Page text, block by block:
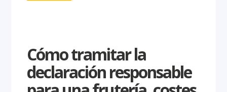
Cómo tramitar la
declaración responsable